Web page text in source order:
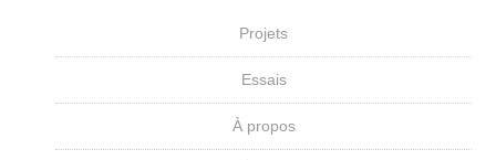
Projets
Essais
À propos